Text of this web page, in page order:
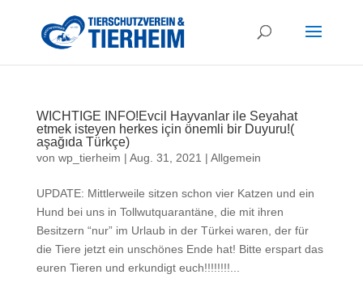
WICHTIGE INFO!Evcil Hayvanlar ile Seyahat
etmek isteyen herkes için önemli bir Duyuru!(
aşağıda Türkçe)
von wp_tierheim | Aug. 31, 2021 | Allgemein
UPDATE: Mittlerweile sitzen schon vier Katzen und ein
Hund bei uns in Tollwutquarantäne, die mit ihren
Besitzern “nur” im Urlaub in der Türkei waren, der für
die Tiere jetzt ein unschönes Ende hat! Bitte erspart das
euren Tieren und erkundigt euch!!!!!!!!...